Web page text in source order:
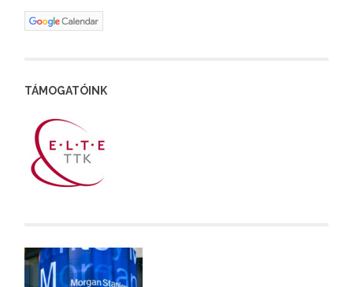
TÁMOGATÓINK